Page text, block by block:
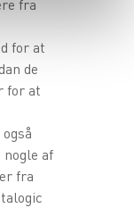
fra
for at
de
for at
af
fra